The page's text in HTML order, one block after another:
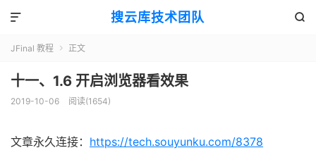
搜云库技术团队 

JFinal 教程  正文
十一、1.6 开启浏览器看效果
2019-10-06 阅读(1654)
文章永久连接： https://tech.souyunku.com/8378